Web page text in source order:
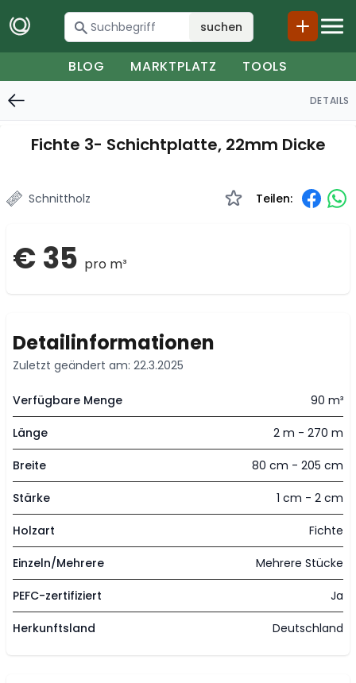
suchen
BLOG MARKTPLATZ TOOLS
DETAILS
Fichte 3- Schichtplatte, 22mm Dicke
Schnittholz Teilen:
€ 35 pro m³
Detailinformationen
Zuletzt geändert am: 22.3.2025
Verfügbare Menge 90 m³
Länge 2 m - 270 m
Breite 80 cm - 205 cm
Stärke 1 cm - 2 cm
Holzart Fichte
Einzeln/Mehrere Mehrere Stücke
PEFC-zertifiziert Ja
Herkunftsland Deutschland